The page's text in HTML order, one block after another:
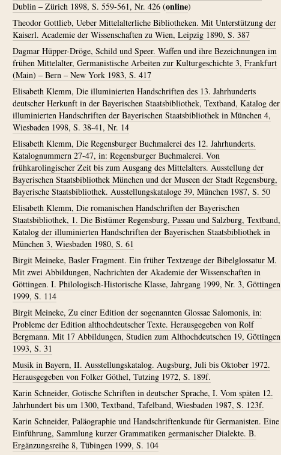
Dublin – Zürich 1898, S. 559-561, Nr. 426 (online)
Theodor Gottlieb, Ueber Mittelalterliche Bibliotheken. Mit Unterstützung der
Kaiserl. Academie der Wissenschaften zu Wien, Leipzig 1890, S. 387
Dagmar Hüpper-Dröge, Schild und Speer. Waffen und ihre Bezeichnungen im
frühen Mittelalter, Germanistische Arbeiten zur Kulturgeschichte 3, Frankfurt
(Main) – Bern – New York 1983, S. 417
Elisabeth Klemm, Die illuminierten Handschriften des 13. Jahrhunderts
deutscher Herkunft in der Bayerischen Staatsbibliothek, Textband, Katalog der
illuminierten Handschriften der Bayerischen Staatsbibliothek in München 4,
Wiesbaden 1998, S. 38-41, Nr. 14
Elisabeth Klemm, Die Regensburger Buchmalerei des 12. Jahrhunderts.
Katalognummern 27-47, in: Regensburger Buchmalerei. Von
frühkarolingischer Zeit bis zum Ausgang des Mittelalters. Ausstellung der
Bayerischen Staatsbibliothek München und der Museen der Stadt Regensburg,
Bayerische Staatsbibliothek. Ausstellungskataloge 39, München 1987, S. 50
Elisabeth Klemm, Die romanischen Handschriften der Bayerischen
Staatsbibliothek, 1. Die Bistümer Regensburg, Passau und Salzburg, Textband,
Katalog der illuminierten Handschriften der Bayerischen Staatsbibliothek in
München 3, Wiesbaden 1980, S. 61
Birgit Meineke, Basler Fragment. Ein früher Textzeuge der Bibelglossatur M.
Mit zwei Abbildungen, Nachrichten der Akademie der Wissenschaften in
Göttingen. I. Philologisch-Historische Klasse, Jahrgang 1999, Nr. 3, Göttingen
1999, S. 114
Birgit Meineke, Zu einer Edition der sogenannten Glossae Salomonis, in:
Probleme der Edition althochdeutscher Texte. Herausgegeben von Rolf
Bergmann. Mit 17 Abbildungen, Studien zum Althochdeutschen 19, Göttingen
1993, S. 31
Musik in Bayern, II. Ausstellungskatalog. Augsburg, Juli bis Oktober 1972.
Herausgegeben von Folker Göthel, Tutzing 1972, S. 189f.
Karin Schneider, Gotische Schriften in deutscher Sprache, I. Vom späten 12.
Jahrhundert bis um 1300, Textband, Tafelband, Wiesbaden 1987, S. 123f.
Karin Schneider, Paläographie und Handschriftenkunde für Germanisten. Eine
Einführung, Sammlung kurzer Grammatiken germanischer Dialekte. B.
Ergänzungsreihe 8, Tübingen 1999, S. 104